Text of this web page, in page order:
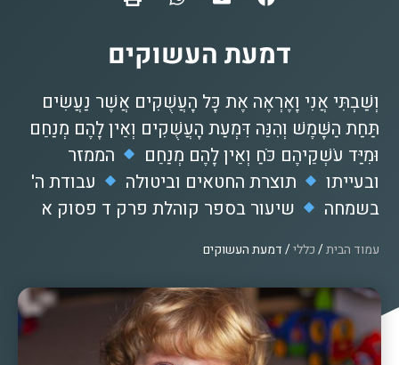
דמעת העשוקים
וְשַׁבְתִּי אֲנִי וָאֶרְאֶה אֶת כָּל הָעֲשֻׁקִים אֲשֶׁר נַעֲשִׂים
תַּחַת הַשָּׁמֶשׁ וְהִנֵּה דִּמְעַת הָעֲשֻׁקִים וְאֵין לָהֶם מְנַחֵם
וּמִיַּד עֹשְׁקֵיהֶם כֹּחַ וְאֵין לָהֶם מְנַחֵם
הממזר
ובעייתו
תוצרת החטאים וביטולה
עבודת ה'
בשמחה
שיעור בספר קוהלת פרק ד פסוק א
עמוד הבית/כללי/ דמעת העשוקים